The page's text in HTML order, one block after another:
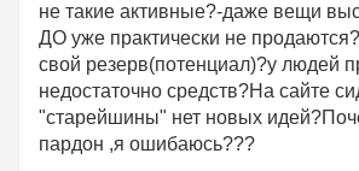
не такие активные?-даже вещи
ДО уже практически не
свой резерв(потенциал)?у людей
недостаточно средств?На сайте
"старейшины" нет новых
пардон ,я ошибаюсь???